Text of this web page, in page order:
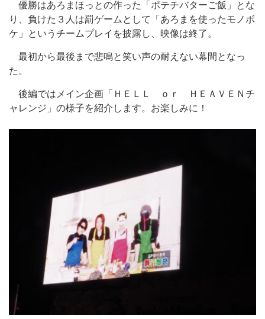
優勝はあろまほっとの作った「ポテチバターご飯」とな
り、負けた３人は罰ゲームとして「あろまを使ったモノボ
ケ」というチームプレイを披露し、映像は終了。
最初から最後まで悲鳴と笑い声の耐えない幕間となっ
た。
後編ではメイン企画「ＨＥＬＬ ｏｒ ＨＥＡＶＥＮチ
ャレンジ」の様子を紹介します。お楽しみに！